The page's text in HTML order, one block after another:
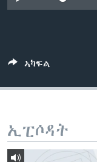
ቂሔ ጽልሚ
ኣካፍል
ኢፒሶዳት